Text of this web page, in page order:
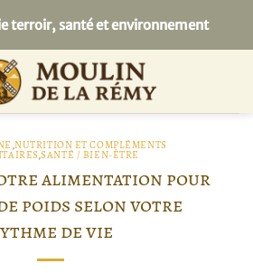
terroir, santé et environnement
,NUTRITION ET COMPLÉMENTS
,SANTÉ / BIEN-ÊTRE
alimentation pour
poids selon votre
de vie